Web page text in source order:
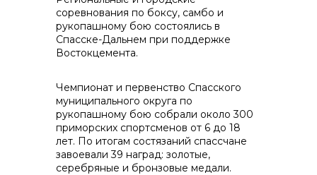
реализация неликвидов
контакты отдела закупок
соревнования по боксу, самбо и
рукопашному бою состоялись в
Спасске-Дальнем при поддержке
Востокцемента.
Чемпионат и первенство Спасского
муниципального округа по
рукопашному бою собрали около 300
приморских спортсменов от 6 до 18
лет. По итогам состязаний спассчане
завоевали 39 наград: золотые,
серебряные и бронзовые медали.